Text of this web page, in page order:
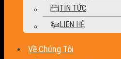
TIN TỨC
LIÊN HỆ
Về Chúng Tôi